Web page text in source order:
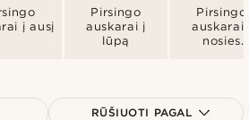
į ausį
Pirsingo
auskarai į
lūpą
Pirsingo
auskarai
nosies
RŪŠIUOTI PAGAL